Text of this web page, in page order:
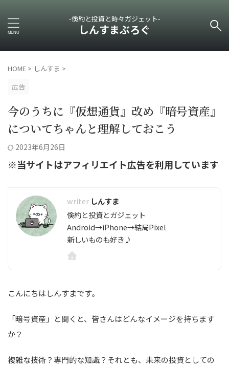
-倹約と投資と時々ガジェット-
しんすまぶろぐ
HOME > しんすま >
広告
今のうちに『仮想通貨』改め『暗号資産』
についてちゃんと理解しておこう
2023年6月26日
※当サイトはアフィリエイト広告を利用しています
しんすま
倹約と投資とガジェット
Android→iPhone→結局Pixel
新しいものも好き♪
こんにちはしんすまです。
「暗号資産」と聞くと、皆さんはどんなイメージを持ちます
か？
複雑な技術？専門的な知識？それとも、未来の投資としての